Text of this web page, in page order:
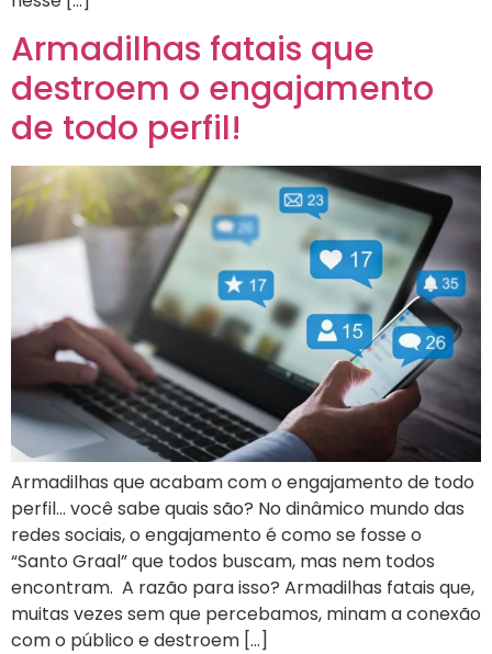
Armadilhas fatais que
destroem o engajamento
de todo perfil!
Armadilhas que acabam com o engajamento de todo
perfil… você sabe quais são? No dinâmico mundo das
redes sociais, o engajamento é como se fosse o
“Santo Graal” que todos buscam, mas nem todos
encontram. A razão para isso? Armadilhas fatais que,
muitas vezes sem que percebamos, minam a conexão
com o público e destroem […]